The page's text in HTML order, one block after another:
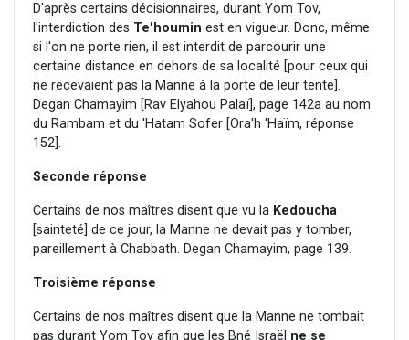
D'après certains décisionnaires, durant Yom Tov,
l'interdiction des Te'houmin est en vigueur. Donc, même
si l'on ne porte rien, il est interdit de parcourir une
certaine distance en dehors de sa localité [pour ceux qui
ne recevaient pas la Manne à la porte de leur tente].
Degan Chamayim [Rav Elyahou Palaï], page 142a au nom
du Rambam et du 'Hatam Sofer [Ora'h 'Haïm, réponse
152].
Seconde réponse
Certains de nos maîtres disent que vu la Kedoucha
[sainteté] de ce jour, la Manne ne devait pas y tomber,
pareillement à Chabbath. Degan Chamayim, page 139.
Troisième réponse
Certains de nos maîtres disent que la Manne ne tombait
pas durant Yom Tov afin que les Bné Israël ne se